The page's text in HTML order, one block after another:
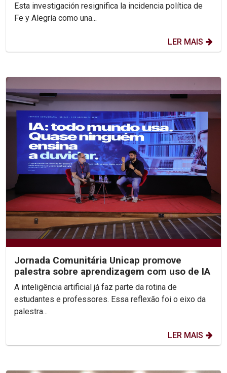
Esta investigación resignifica la incidencia política de
Fe y Alegría como una...
LER MAIS
Jornada Comunitária Unicap promove
palestra sobre aprendizagem com uso de IA
A inteligência artificial já faz parte da rotina de
estudantes e professores. Essa reflexão foi o eixo da
palestra...
LER MAIS